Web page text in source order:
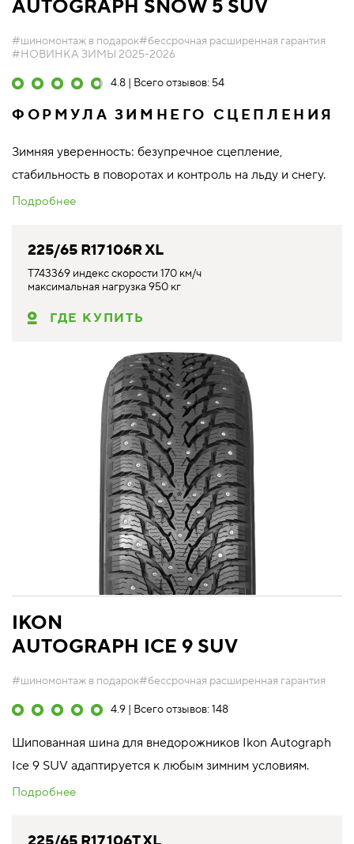
AUTOGRAPH SNOW 5 SUV
#шиномонтаж в подарок#бессрочная расширенная гарантия
#НОВИНКА ЗИМЫ 2025-2026
4.8 | Всего отзывов: 54
ФОРМУЛА ЗИМНЕГО СЦЕПЛЕНИЯ
Зимняя уверенность: безупречное сцепление,
стабильность в поворотах и контроль на льду и снегу.
Подробнее
225/65 R17 106R XL
T743369 индекс скорости 170 км/ч
максимальная нагрузка 950 кг
ГДЕ КУПИТЬ
IKON
AUTOGRAPH ICE 9 SUV
#шиномонтаж в подарок#бессрочная расширенная гарантия
4.9 | Всего отзывов: 148
Шипованная шина для внедорожников Ikon Autograph
Ice 9 SUV адаптируется к любым зимним условиям.
Подробнее